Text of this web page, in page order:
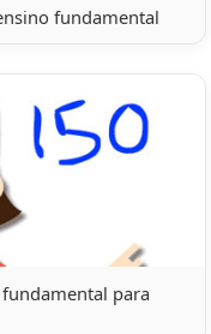
fundamental
para